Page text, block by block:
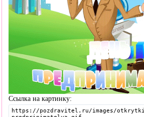
Ссылка на картинку: